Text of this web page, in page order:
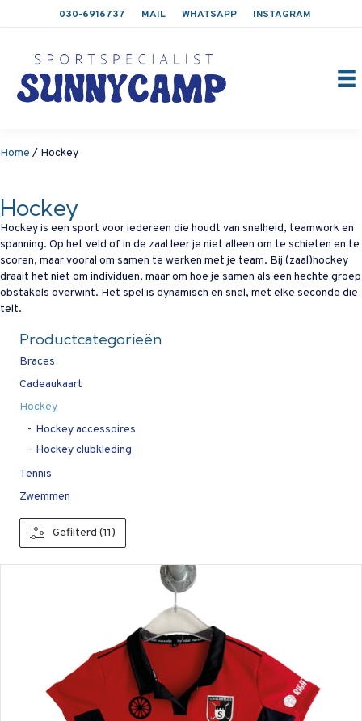
030-6916737 MAIL WHATSAPP INSTAGRAM
Home / Hockey
Hockey
Hockey is een sport voor iedereen die houdt van snelheid, teamwork en
spanning. Op het veld of in de zaal leer je niet alleen om te schieten en te
scoren, maar vooral om samen te werken met je team. Bij (zaal)hockey
draait het niet om individuen, maar om hoe je samen als een hechte groep
obstakels overwint. Het spel is dynamisch en snel, met elke seconde die
telt.
Productcategorieën
Braces
Cadeaukaart
Hockey
Hockey accessoires
Hockey clubkleding
Tennis
Zwemmen
Gefilterd (11)